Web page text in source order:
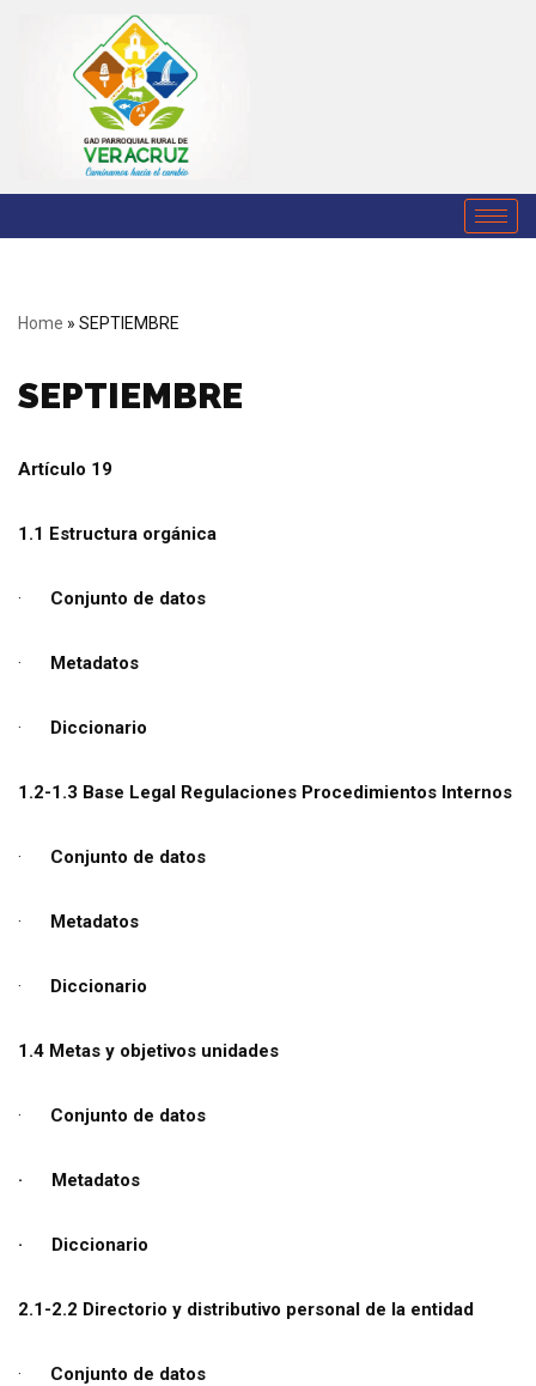
contenido
Home » SEPTIEMBRE
SEPTIEMBRE
Artículo 19
1.1 Estructura orgánica
· Conjunto de datos
· Metadatos
· Diccionario
1.2-1.3 Base Legal Regulaciones Procedimientos Internos
· Conjunto de datos
· Metadatos
· Diccionario
1.4 Metas y objetivos unidades
· Conjunto de datos
· Metadatos
· Diccionario
2.1-2.2 Directorio y distributivo personal de la entidad
· Conjunto de datos